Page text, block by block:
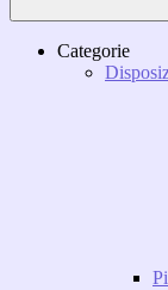
Categorie